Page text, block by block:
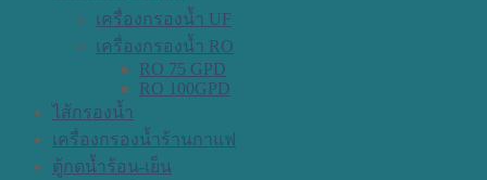
เครื่องกรองน้ำ UF
เครื่องกรองน้ำ RO
RO 75 GPD
RO 100GPD
ไส้กรองน้ำ
เครื่องกรองน้ำร้านกาแฟ
ตู้กดน้ำร้อน-เย็น